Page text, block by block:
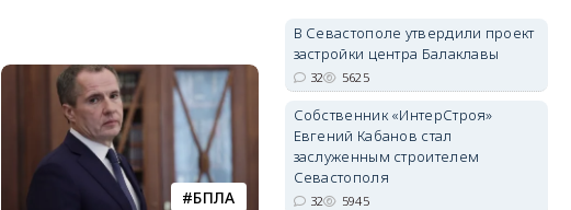
БПЛА
В Севастополе утвердили проект
застройки центра Балаклавы
32 5625
Собственник «ИнтерСтроя»
Евгений Кабанов стал
заслуженным строителем
Севастополя
32 5945